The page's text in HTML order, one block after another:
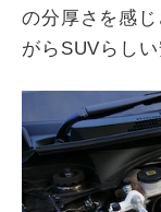
の分厚さを感
がら SUV らし